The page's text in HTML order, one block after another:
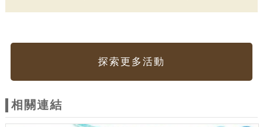
探索更多活動
相關連結